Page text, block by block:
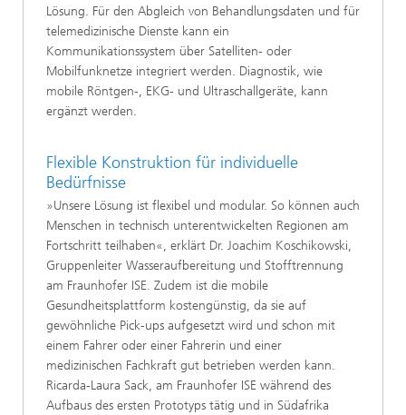
Lösung. Für den Abgleich von Behandlungsdaten und für
telemedizinische Dienste kann ein
Kommunikationssystem über Satelliten- oder
Mobilfunknetze integriert werden. Diagnostik, wie
mobile Röntgen-, EKG- und Ultraschallgeräte, kann
ergänzt werden.
Flexible Konstruktion für individuelle
Bedürfnisse
»Unsere Lösung ist flexibel und modular. So können auch
Menschen in technisch unterentwickelten Regionen am
Fortschritt teilhaben«, erklärt Dr. Joachim Koschikowski,
Gruppenleiter Wasseraufbereitung und Stofftrennung
am Fraunhofer ISE. Zudem ist die mobile
Gesundheitsplattform kostengünstig, da sie auf
gewöhnliche Pick-ups aufgesetzt wird und schon mit
einem Fahrer oder einer Fahrerin und einer
medizinischen Fachkraft gut betrieben werden kann.
Ricarda-Laura Sack, am Fraunhofer ISE während des
Aufbaus des ersten Prototyps tätig und in Südafrika